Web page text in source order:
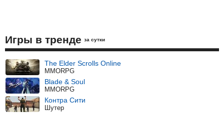
Игры в тренде за сутки
The Elder Scrolls Online
MMORPG
Blade & Soul
MMORPG
Контра Сити
Шутер